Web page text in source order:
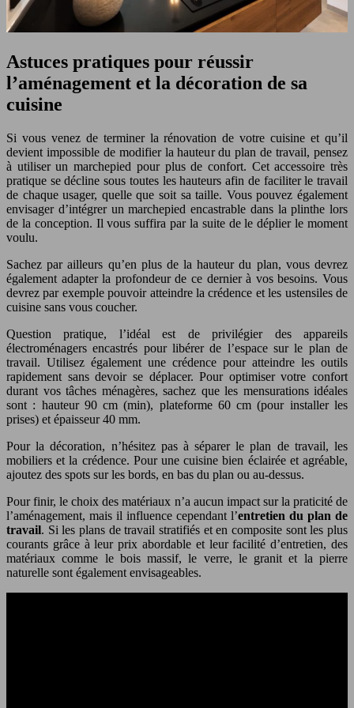
Astuces pratiques pour réussir
l’aménagement et la décoration de sa
cuisine
Si vous venez de terminer la rénovation de votre cuisine et qu’il
devient impossible de modifier la hauteur du plan de travail, pensez
à utiliser un marchepied pour plus de confort. Cet accessoire très
pratique se décline sous toutes les hauteurs afin de faciliter le travail
de chaque usager, quelle que soit sa taille. Vous pouvez également
envisager d’intégrer un marchepied encastrable dans la plinthe lors
de la conception. Il vous suffira par la suite de le déplier le moment
voulu.
Sachez par ailleurs qu’en plus de la hauteur du plan, vous devrez
également adapter la profondeur de ce dernier à vos besoins. Vous
devrez par exemple pouvoir atteindre la crédence et les ustensiles de
cuisine sans vous coucher.
Question pratique, l’idéal est de privilégier des appareils
électroménagers encastrés pour libérer de l’espace sur le plan de
travail. Utilisez également une crédence pour atteindre les outils
rapidement sans devoir se déplacer. Pour optimiser votre confort
durant vos tâches ménagères, sachez que les mensurations idéales
sont : hauteur 90 cm (min), plateforme 60 cm (pour installer les
prises) et épaisseur 40 mm.
Pour la décoration, n’hésitez pas à séparer le plan de travail, les
mobiliers et la crédence. Pour une cuisine bien éclairée et agréable,
ajoutez des spots sur les bords, en bas du plan ou au-dessus.
Pour finir, le choix des matériaux n’a aucun impact sur la praticité de
l’aménagement, mais il influence cependant l’entretien du plan de
travail. Si les plans de travail stratifiés et en composite sont les plus
courants grâce à leur prix abordable et leur facilité d’entretien, des
matériaux comme le bois massif, le verre, le granit et la pierre
naturelle sont également envisageables.